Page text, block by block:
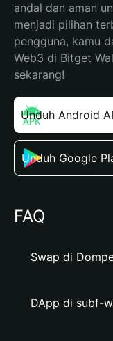
andal dan aman
menjadi pilihan
pengguna, kamu
Web3 di Bitget
sekarang!
Unduh Android
Unduh Google
FAQ
Swap di
DApp di subf-